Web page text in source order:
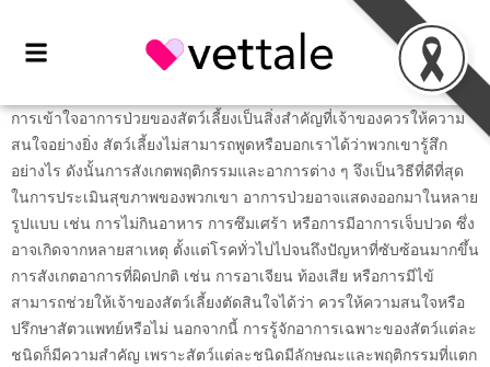
การเข้าใจอาการป่วยของสัตว์เลี้ยงเป็นสิ่งสำคัญที่เจ้าของควรให้ความ
สนใจอย่างยิ่ง สัตว์เลี้ยงไม่สามารถพูดหรือบอกเราได้ว่าพวกเขารู้สึก
อย่างไร ดังนั้นการสังเกตพฤติกรรมและอาการต่าง ๆ จึงเป็นวิธีที่ดีที่สุด
ในการประเมินสุขภาพของพวกเขา อาการป่วยอาจแสดงออกมาในหลาย
รูปแบบ เช่น การไม่กินอาหาร การซึมเศร้า หรือการมีอาการเจ็บปวด ซึ่ง
อาจเกิดจากหลายสาเหตุ ตั้งแต่โรคทั่วไปไปจนถึงปัญหาที่ซับซ้อนมากขึ้น
การสังเกตอาการที่ผิดปกติ เช่น การอาเจียน ท้องเสีย หรือการมีไข้
สามารถช่วยให้เจ้าของสัตว์เลี้ยงตัดสินใจได้ว่า ควรให้ความสนใจหรือ
ปรึกษาสัตวแพทย์หรือไม่ นอกจากนี้ การรู้จักอาการเฉพาะของสัตว์แต่ละ
ชนิดก็มีความสำคัญ เพราะสัตว์แต่ละชนิดมีลักษณะและพฤติกรรมที่แตก